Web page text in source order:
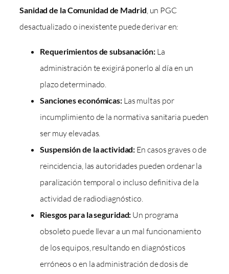
Sanidad de la Comunidad de Madrid, un PGC
desactualizado o inexistente puede derivar en:
Requerimientos de subsanación: La
administración te exigirá ponerlo al día en un
plazo determinado.
Sanciones económicas:Las multas por
incumplimiento de la normativa sanitaria pueden
ser muy elevadas.
Suspensión de la actividad: En casos graves o de
reincidencia, las autoridades pueden ordenar la
paralización temporal o incluso definitiva de la
actividad de radiodiagnóstico.
Riesgos para la seguridad: Un programa
obsoleto puede llevar a un mal funcionamiento
de los equipos, resultando en diagnósticos
erróneos o en la administración de dosis de